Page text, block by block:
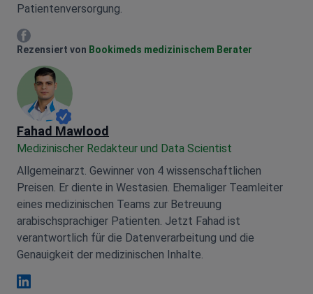
Patientenversorgung.
Mariia Mytrofankina Facebook
Rezensiert von Bookimeds medizinischem Berater
Fahad Mawlood
Medizinischer Redakteur und Data Scientist
Allgemeinarzt. Gewinner von 4 wissenschaftlichen
Preisen. Er diente in Westasien. Ehemaliger Teamleiter
eines medizinischen Teams zur Betreuung
arabischsprachiger Patienten. Jetzt Fahad ist
verantwortlich für die Datenverarbeitung und die
Genauigkeit der medizinischen Inhalte.